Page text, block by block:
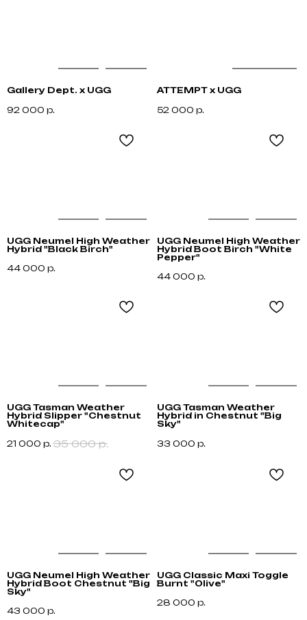
Gallery Dept. x UGG
92 000 р.
ATTEMPT x UGG
52 000 р.
UGG Neumel High Weather
Hybrid "Black Birch"
44 000 р.
UGG Neumel High Weather
Hybrid Boot Birch "White
Pepper"
44 000 р.
UGG Tasman Weather
Hybrid Slipper "Chestnut
Whitecap"
21 000 р. 35 000 р.
UGG Tasman Weather
Hybrid in Chestnut "Big
Sky"
33 000 р.
UGG Neumel High Weather
Hybrid Boot Chestnut "Big
Sky"
43 000 р.
UGG Classic Maxi Toggle
Burnt "Olive"
28 000 р.
Не нашли что искали?
Напишите нам название интересующей вещи и
укажите свой размер. Мы свяжемся с Вами для
уточнения деталей и поможем
с приобретением даже самых редких вещей.